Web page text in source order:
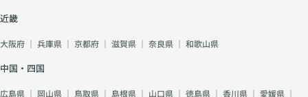
近畿
大阪府 ｜ 兵庫県 ｜ 京都府 ｜ 滋賀県 ｜ 奈良県 ｜ 和歌山県
中国・四国
広島県 ｜ 岡山県 ｜ 鳥取県 ｜ 島根県 ｜ 山口県 ｜ 徳島県 ｜ 香川県 ｜ 愛媛県 ｜